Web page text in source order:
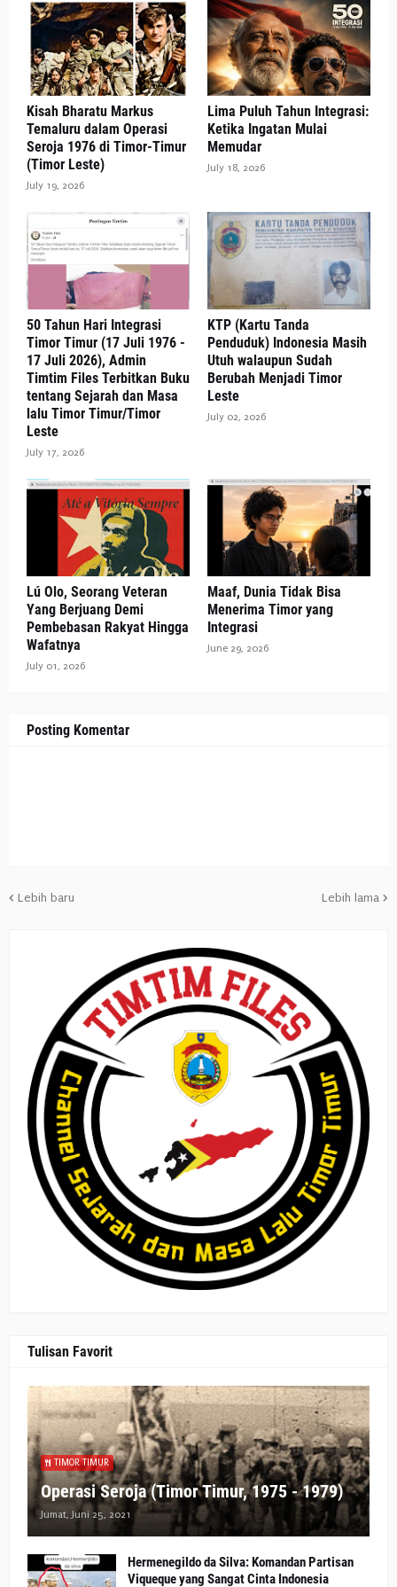
Kisah Bharatu Markus
Temaluru dalam Operasi
Seroja 1976 di Timor-Timur
(Timor Leste)
July 19, 2026
Lima Puluh Tahun Integrasi:
Ketika Ingatan Mulai
Memudar
July 18, 2026
50 Tahun Hari Integrasi
Timor Timur (17 Juli 1976 -
17 Juli 2026), Admin
Timtim Files Terbitkan Buku
tentang Sejarah dan Masa
lalu Timor Timur/Timor
Leste
July 17, 2026
KTP (Kartu Tanda
Penduduk) Indonesia Masih
Utuh walaupun Sudah
Berubah Menjadi Timor
Leste
July 02, 2026
Lú Olo, Seorang Veteran
Yang Berjuang Demi
Pembebasan Rakyat Hingga
Wafatnya
July 01, 2026
Maaf, Dunia Tidak Bisa
Menerima Timor yang
Integrasi
June 29, 2026
Posting Komentar
Lebih baru Lebih lama
Tulisan Favorit
TIMOR TIMUR
Operasi Seroja (Timor Timur, 1975 - 1979)
Jumat, Juni 25, 2021
Hermenegildo da Silva: Komandan Partisan
Viqueque yang Sangat Cinta Indonesia